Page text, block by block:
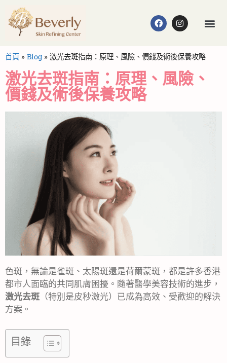
首頁 » Blog » 激光去斑指南：原理、風險、價錢及術後保養攻略
激光去斑指南：原理、風險、
價錢及術後保養攻略
色斑，無論是雀斑、太陽斑還是荷爾蒙斑，都是許多香港
都市人面臨的共同肌膚困擾。隨著醫學美容技術的進步，
激光去斑 （特別是皮秒激光）已成為高效、受歡迎的解決
方案。
目錄